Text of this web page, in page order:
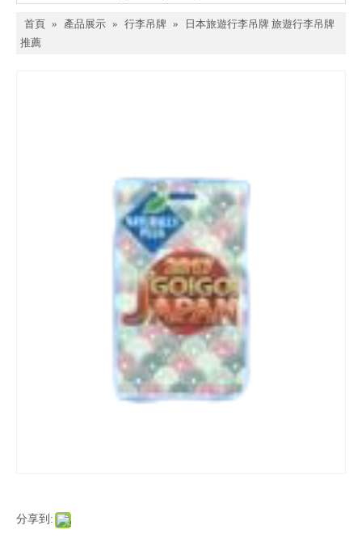
首頁 » 產品展示 » 行李吊牌 »
日本旅遊行李吊牌 旅遊行李吊牌
推薦
分享到: